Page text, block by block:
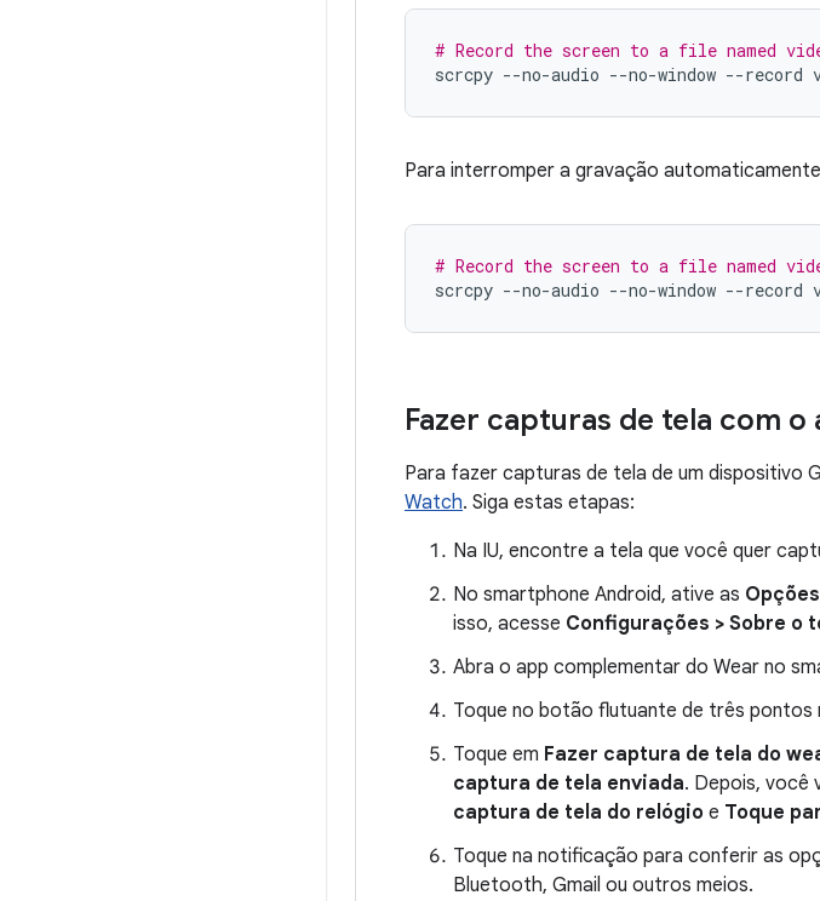
# Record the screen to a file named
scrcpy --no-audio --no-window --record
Para interromper a gravação
# Record the screen to a file named
scrcpy --no-audio --no-window --record
Fazer capturas de tela com
Para fazer capturas de tela de um dispositivo
Watch. Siga estas etapas:
Na IU, encontre a tela que você quer
No smartphone Android, ative as
isso, acesse Configurações > Sobre o
Abra o app complementar do Wear no
Toque no botão flutuante de três
Toque em Fazer captura de tela do
captura de tela enviada. Depois, você
captura de tela do relógio e Toque
Toque na notificação para conferir as
Bluetooth, Gmail ou outros meios.